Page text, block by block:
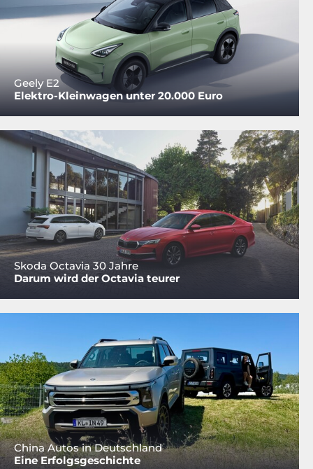
Geely E2
Elektro-Kleinwagen unter 20.000 Euro
Skoda Octavia 30 Jahre
Darum wird der Octavia teurer
China Autos in Deutschland
Eine Erfolgsgeschichte